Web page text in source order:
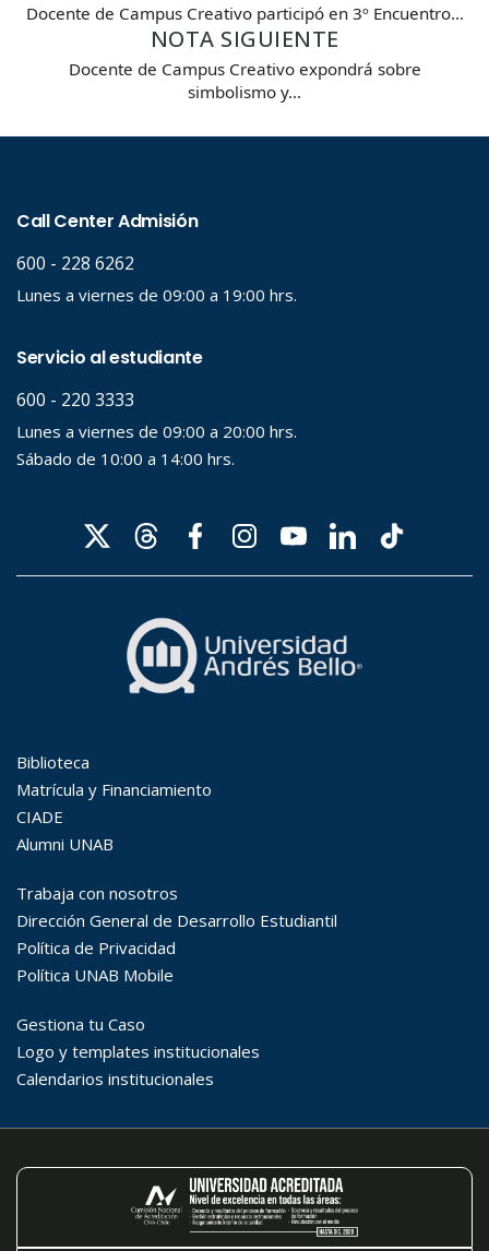
Docente de Campus Creativo participó en 3º Encuentro…
NOTA SIGUIENTE
Docente de Campus Creativo expondrá sobre
simbolismo y…